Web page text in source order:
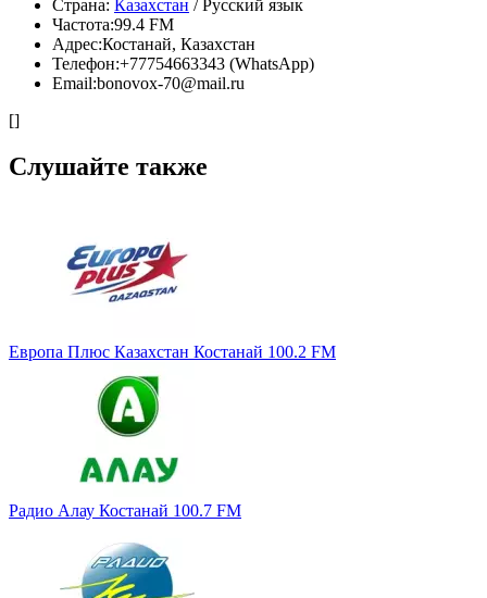
Страна: Казахстан / Русский язык
Частота:99.4 FM
Адрес:Костанай, Казахстан
Телефон:+77754663343 (WhatsApp)
Email:bonovox-70@mail.ru
[]
Слушайте также
Европа Плюс Казахстан Костанай 100.2 FM
Радио Алау Костанай 100.7 FM